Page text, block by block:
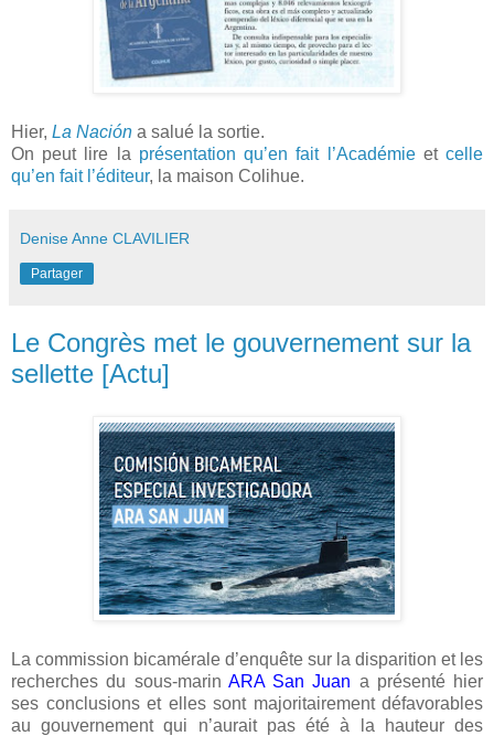
Hier, La Nación a salué la sortie.
On peut lire la présentation qu’en fait l’Académieetcelle
qu’en fait l’éditeur, la maison Colihue.
Denise Anne CLAVILIER
Partager
Le Congrès met le gouvernement sur la
sellette [Actu]
La commission bicamérale d’enquête sur la disparition et les
recherches du sous-marin ARA San Juan a présenté hier
ses conclusions et elles sont majoritairement défavorables
au gouvernement qui n’aurait pas été à la hauteur des